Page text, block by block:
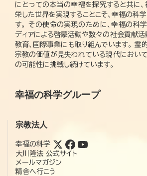
にとっての本当の幸福を探究すると共に
栄した世界を実現することこそ、幸福の科
す。 その使命の実現のために、幸福の科
ディアによる啓蒙活動や数々の社会貢献活
教育、国際事業にも取り組んでいます。 霊
宗教の価値が見失われている現代におい
の可能性に挑戦し続けています。
幸福の科学グループ
宗教法人
幸福の科学
大川隆法 公式サイト
メールマガジン
精舎へ行こう